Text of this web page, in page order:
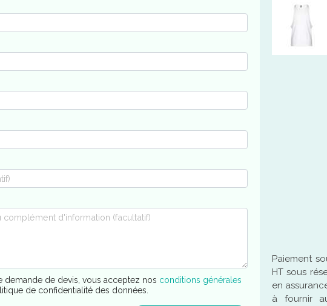
demande de devis, vous acceptez nos conditions générales
de confidentialité des données.
Paiement
HT sous
en
à fournir